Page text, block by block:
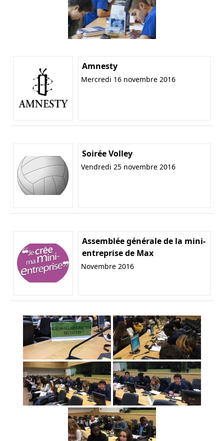
Amnesty
Mercredi 16 novembre 2016
Soirée Volley
Vendredi 25 novembre 2016
Assemblée générale de la mini-
entreprise de Max
Novembre 2016